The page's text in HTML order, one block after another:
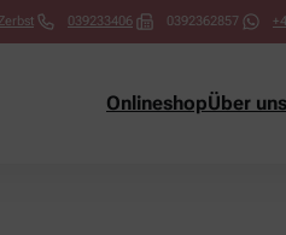
039233406 0392362857
OnlineshopÜber uns